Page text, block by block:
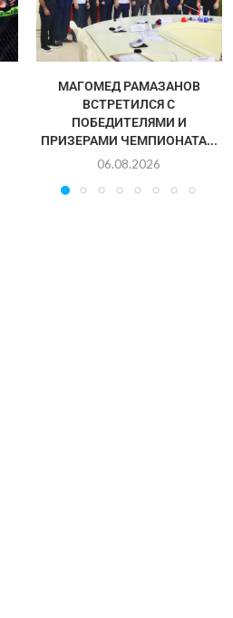
МАГОМЕД РАМАЗАНОВ
ВСТРЕТИЛСЯ С
ПОБЕДИТЕЛЯМИ И
ПРИЗЕРАМИ ЧЕМПИОНАТА...
06.08.2026